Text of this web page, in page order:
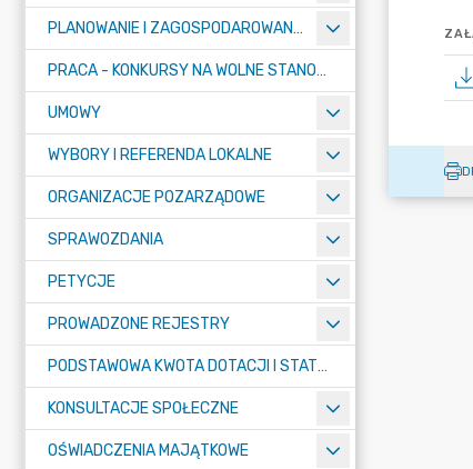
PLANOWANIE I ZAGOSPODAROWANIE PRZESTRZENNE
PRACA - KONKURSY NA WOLNE STANOWISKA
UMOWY
WYBORY I REFERENDA LOKALNE
ORGANIZACJE POZARZĄDOWE
SPRAWOZDANIA
PETYCJE
PROWADZONE REJESTRY
PODSTAWOWA KWOTA DOTACJI I STATYSTYCZNA LICZBA UCZNIÓW
KONSULTACJE SPOŁECZNE
OŚWIADCZENIA MAJĄTKOWE